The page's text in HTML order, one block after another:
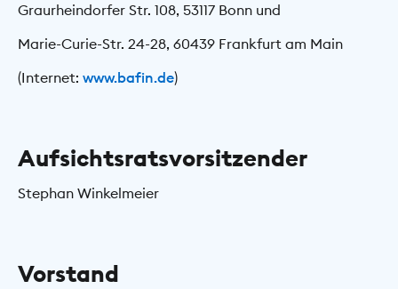
Graurheindorfer Str. 108, 53117 Bonn und
Marie-Curie-Str. 24-28, 60439 Frankfurt am Main
(Internet: www.bafin.de)
Aufsichtsratsvorsitzender
Stephan Winkelmeier
Vorstand